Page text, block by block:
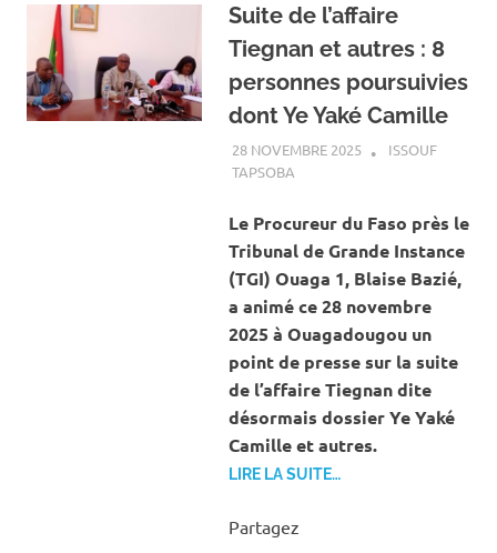
Suite de l’affaire
Tiegnan et autres : 8
personnes poursuivies
dont Ye Yaké Camille
28 NOVEMBRE 2025
ISSOUF
TAPSOBA
Le Procureur du Faso près le
Tribunal de Grande Instance
(TGI) Ouaga 1, Blaise Bazié,
a animé ce 28 novembre
2025 à Ouagadougou un
point de presse sur la suite
de l’affaire Tiegnan dite
désormais dossier Ye Yaké
Camille et autres.
LIRE LA SUITE…
Partagez